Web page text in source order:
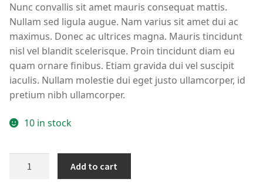
Nunc convallis sit amet mauris consequat mattis.
Nullam sed ligula augue. Nam varius sit amet dui ac
maximus. Donec ac ultrices magna. Mauris tincidunt
nisl vel blandit scelerisque. Proin tincidunt diam eu
quam ornare finibus. Etiam gravida dui vel suscipit
iaculis. Nullam molestie dui eget justo ullamcorper, id
pretium nibh ullamcorper.
10 in stock
quantity
Add to cart